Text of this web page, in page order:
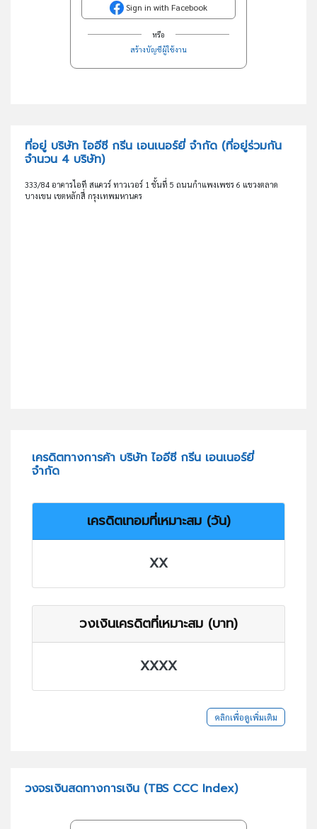
Sign in with Facebook
หรือ
สร้างบัญชีผู้ใช้งาน
ที่อยู่ บริษัท ไออีซี กรีน เอนเนอร์ยี่ จำกัด (ที่อยู่ร่วมกัน
จำนวน 4 บริษัท)
333/84 อาคารไอที สแควร์ ทาวเวอร์ 1 ชั้นที่ 5 ถนนกำแพงเพชร 6 แขวงตลาด
บางเขน เขตหลักสี่ กรุงเทพมหานคร
เครดิตทางการค้า บริษัท ไออีซี กรีน เอนเนอร์ยี่
จำกัด
เครดิตเทอมที่เหมาะสม (วัน)
XX
วงเงินเครดิตที่เหมาะสม (บาท)
XXXX
คลิกเพื่อดูเพิ่มเติม
วงจรเงินสดทางการเงิน (TBS CCC Index)